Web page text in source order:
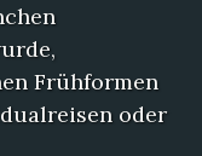
Frühformen
oder